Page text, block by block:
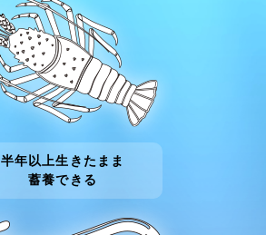
半年以上生きたまま
蓄養できる